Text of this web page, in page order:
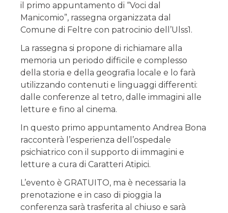
il primo appuntamento di “Voci dal
Manicomio”, rassegna organizzata dal
Comune di Feltre con patrocinio dell’Ulss1.
La rassegna si propone di richiamare alla
memoria un periodo difficile e complesso
della storia e della geografia locale e lo farà
utilizzando contenuti e linguaggi differenti:
dalle conferenze al tetro, dalle immagini alle
letture e fino al cinema.
In questo primo appuntamento Andrea Bona
racconterà l’esperienza dell’ospedale
psichiatrico con il supporto di immagini e
letture a cura di Caratteri Atipici.
L’evento è GRATUITO, ma è necessaria la
prenotazione e in caso di pioggia la
conferenza sarà trasferita al chiuso e sarà